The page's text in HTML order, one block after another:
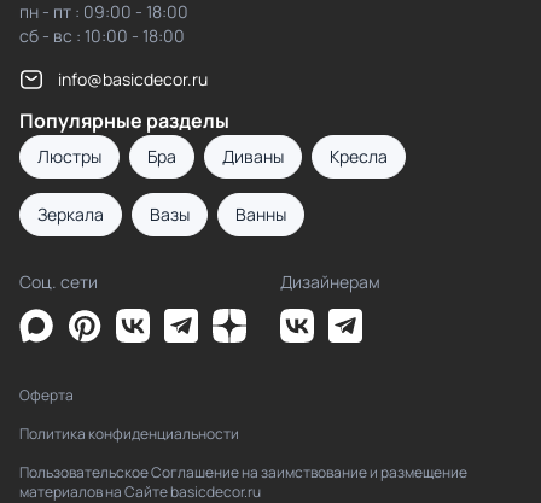
пн - пт : 09:00 - 18:00
сб - вс : 10:00 - 18:00
info@basicdecor.ru
Популярные разделы
Люстры Бра Диваны Кресла
Зеркала Вазы Ванны
Соц. сети Дизайнерам
Оферта
Политика конфиденциальности
Пользовательское Соглашение на заимствование и размещение
материалов на Сайте basicdecor.ru